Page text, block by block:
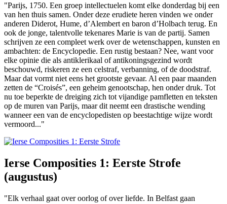
"Parijs, 1750. Een groep intellectuelen komt elke donderdag bij een
van hen thuis samen. Onder deze erudiete heren vinden we onder
anderen Diderot, Hume, d’Alembert en baron d’Holbach terug. En
ook de jonge, talentvolle tekenares Marie is van de partij. Samen
schrijven ze een compleet werk over de wetenschappen, kunsten en
ambachten: de Encyclopedie. Een rustig bestaan? Nee, want voor
elke opinie die als antiklerikaal of antikoningsgezind wordt
beschouwd, riskeren ze een celstraf, verbanning, of de doodstraf.
Maar dat vormt niet eens het grootste gevaar. Al een paar maanden
zetten de “Croisés”, een geheim genootschap, hen onder druk. Tot
nu toe beperkte de dreiging zich tot vijandige pamfletten en teksten
op de muren van Parijs, maar dit neemt een drastische wending
wanneer een van de encyclopedisten op beestachtige wijze wordt
vermoord..."
Ierse Composities 1: Eerste Strofe
(augustus)
"Elk verhaal gaat over oorlog of over liefde. In Belfast gaan